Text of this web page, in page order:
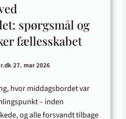
spørgsmål og
fællesskabet
•27. mar 2026
hvor middagsbordet var
– inden
og alle forsvandt tilbage